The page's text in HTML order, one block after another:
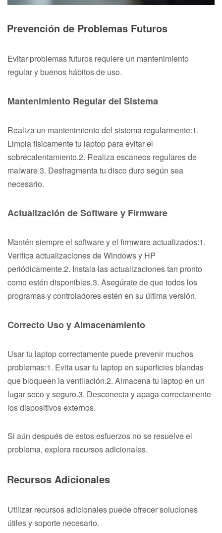
Prevención de Problemas Futuros
Evitar problemas futuros requiere un mantenimiento
regular y buenos hábitos de uso.
Mantenimiento Regular del Sistema
Realiza un mantenimiento del sistema regularmente:1.
Limpia físicamente tu laptop para evitar el
sobrecalentamiento.2. Realiza escaneos regulares de
malware.3. Desfragmenta tu disco duro según sea
necesario.
Actualización de Software y Firmware
Mantén siempre el software y el firmware actualizados:1.
Verifica actualizaciones de Windows y HP
periódicamente.2. Instala las actualizaciones tan pronto
como estén disponibles.3. Asegúrate de que todos los
programas y controladores estén en su última versión.
Correcto Uso y Almacenamiento
Usar tu laptop correctamente puede prevenir muchos
problemas:1. Evita usar tu laptop en superficies blandas
que bloqueen la ventilación.2. Almacena tu laptop en un
lugar seco y seguro.3. Desconecta y apaga correctamente
los dispositivos externos.
Si aún después de estos esfuerzos no se resuelve el
problema, explora recursos adicionales.
Recursos Adicionales
Utilizar recursos adicionales puede ofrecer soluciones
útiles y soporte necesario.